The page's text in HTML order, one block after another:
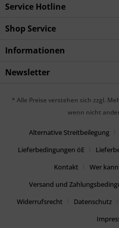
Service Hotline
Shop Service
Informationen
Newsletter
* Alle Preise verstehen sich zzgl.
wenn nicht
Alternative Streitbeilegung
Lieferbedingungen öE
Kontakt
Wer
Versand und
Widerrufsrecht
Datenschutz